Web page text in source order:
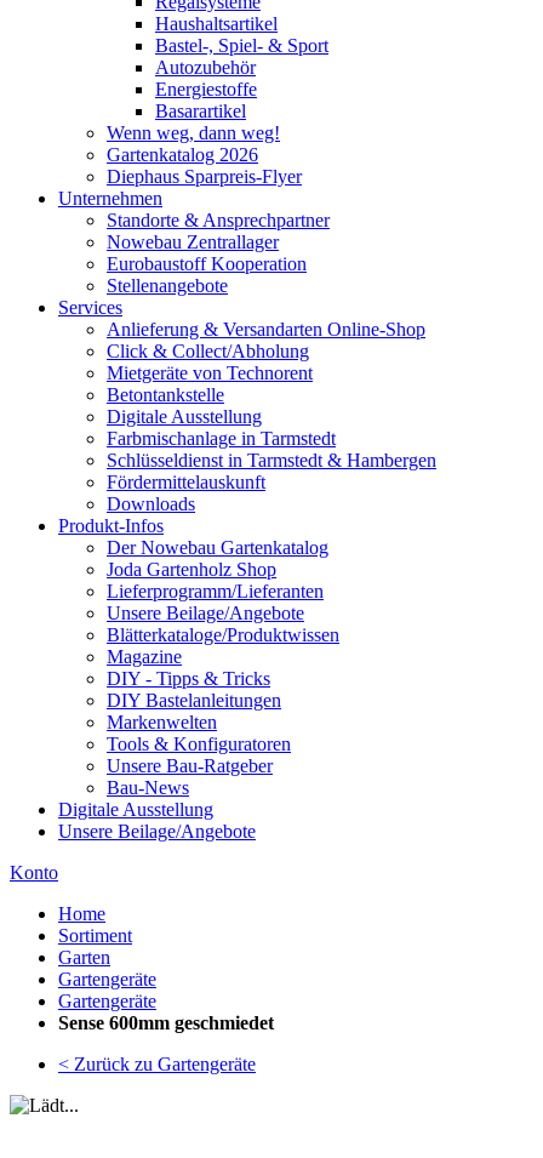
Haushaltsartikel
Bastel-, Spiel- & Sport
Autozubehör
Energiestoffe
Basarartikel
Wenn weg, dann weg!
Gartenkatalog 2026
Diephaus Sparpreis-Flyer
Unternehmen
Standorte & Ansprechpartner
Nowebau Zentrallager
Eurobaustoff Kooperation
Stellenangebote
Services
Anlieferung & Versandarten Online-Shop
Click & Collect/Abholung
Mietgeräte von Technorent
Betontankstelle
Digitale Ausstellung
Farbmischanlage in Tarmstedt
Schlüsseldienst in Tarmstedt & Hambergen
Fördermittelauskunft
Downloads
Produkt-Infos
Der Nowebau Gartenkatalog
Joda Gartenholz Shop
Lieferprogramm/Lieferanten
Unsere Beilage/Angebote
Blätterkataloge/Produktwissen
Magazine
DIY - Tipps & Tricks
DIY Bastelanleitungen
Markenwelten
Tools & Konfiguratoren
Unsere Bau-Ratgeber
Bau-News
Digitale Ausstellung
Unsere Beilage/Angebote
Konto
Home
Sortiment
Garten
Gartengeräte
Gartengeräte
Sense 600mm geschmiedet
< Zurück zu Gartengeräte